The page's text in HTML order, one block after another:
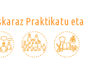
Praktikatu